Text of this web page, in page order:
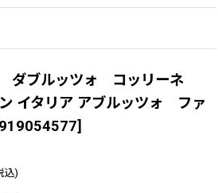
ダブルッツォ コッリーネ
イタリア アブルッツォ ファ
]
込)